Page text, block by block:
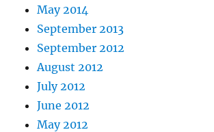
May 2014
September 2013
September 2012
August 2012
July 2012
June 2012
May 2012